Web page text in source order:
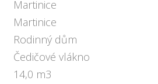
Martinice
Martinice
Rodinný dům
Čedičové vlákno
14,0 m3